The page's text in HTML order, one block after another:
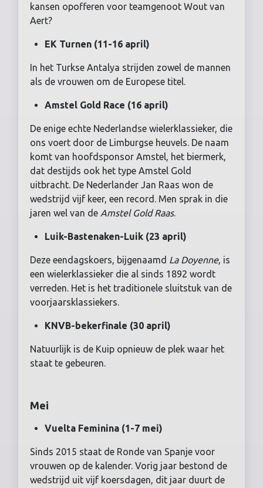
kansen opofferen voor teamgenoot Wout van
Aert?
EK Turnen (11-16 april)
In het Turkse Antalya strijden zowel de mannen
als de vrouwen om de Europese titel.
Amstel Gold Race (16 april)
De enige echte Nederlandse wielerklassieker, die
ons voert door de Limburgse heuvels. De naam
komt van hoofdsponsor Amstel, het biermerk,
dat destijds ook het type Amstel Gold
uitbracht. De Nederlander Jan Raas won de
wedstrijd vijf keer, een record. Men sprak in die
jaren wel van de Amstel Gold Raas.
Luik-Bastenaken-Luik (23 april)
Deze eendagskoers, bijgenaamd La Doyenne, is
een wielerklassieker die al sinds 1892 wordt
verreden. Het is het traditionele sluitstuk van de
voorjaarsklassiekers.
KNVB-bekerfinale (30 april)
Natuurlijk is de Kuip opnieuw de plek waar het
staat te gebeuren.
Mei
Vuelta Feminina (1-7 mei)
Sinds 2015 staat de Ronde van Spanje voor
vrouwen op de kalender. Vorig jaar bestond de
wedstrijd uit vijf koersdagen, dit jaar duurt de